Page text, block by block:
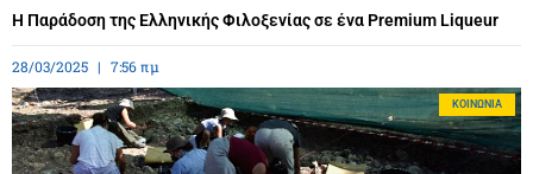
Η Παράδοση της Ελληνικής Φιλοξενίας σε ένα Premium Liqueur
28/03/2025 7:56 πμ
ΚΟΙΝΩΝΊΑ